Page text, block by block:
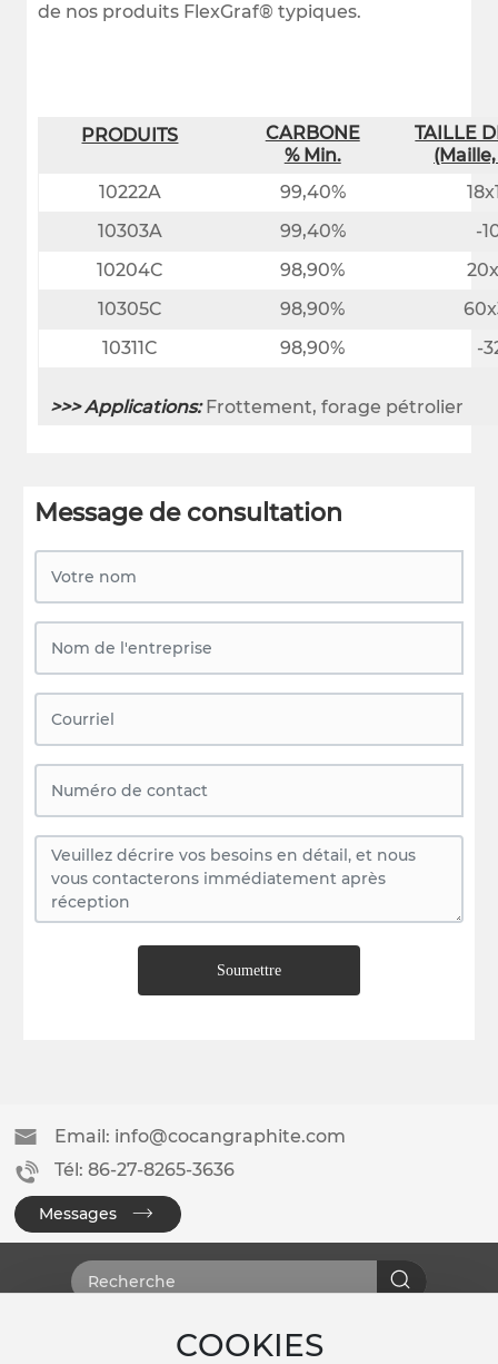
de nos produits FlexGraf® typiques.
PRODUITS
CARBONE
% Min.
TAILLE
10222A
99,40%
10303A
99,40%
-
10204C
98,90%
10305C
98,90%
10311C
98,90% -
>>> Applications: Frottement, forage pétrolier
Message de consultation
Soumettre
Email: info@cocangraphite.com
Tél: 86-27-8265-3636
Messages
COOKIES